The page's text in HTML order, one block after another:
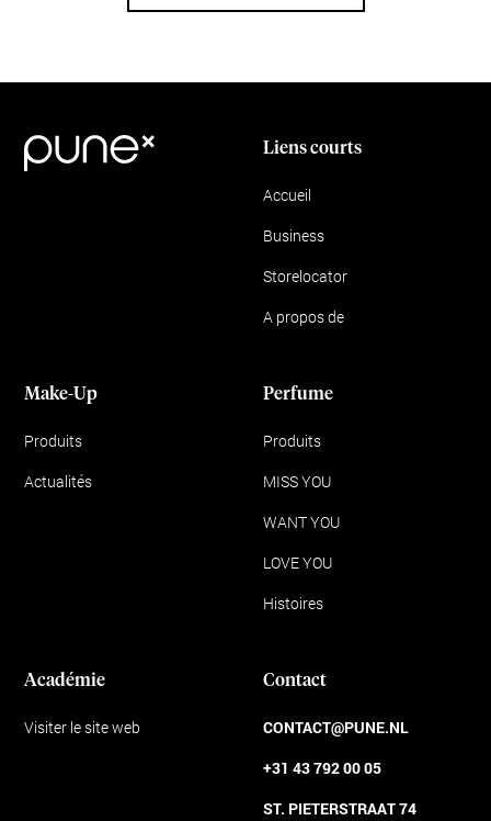
Liens courts
Accueil
Business
Storelocator
A propos de
Make-Up
Produits
Actualités
Perfume
Produits
MISS YOU
WANT YOU
LOVE YOU
Histoires
Académie
Visiter le site web
Contact
CONTACT@PUNE.NL
+31 43 792 00 05
ST. PIETERSTRAAT 74